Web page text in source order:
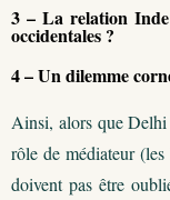
3 – La relation Inde
occidentales ?
4 – Un dilemme
Ainsi, alors que
rôle de médiateur
doivent pas être